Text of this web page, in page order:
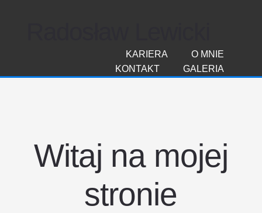
O MNIE
KARIERA
GALERIA
KONTAKT
Witaj na mojej
stronie